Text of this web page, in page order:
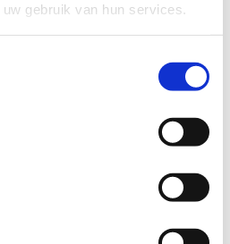
gebruik van hun services.
met